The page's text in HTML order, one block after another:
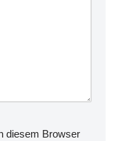
diesem Browser